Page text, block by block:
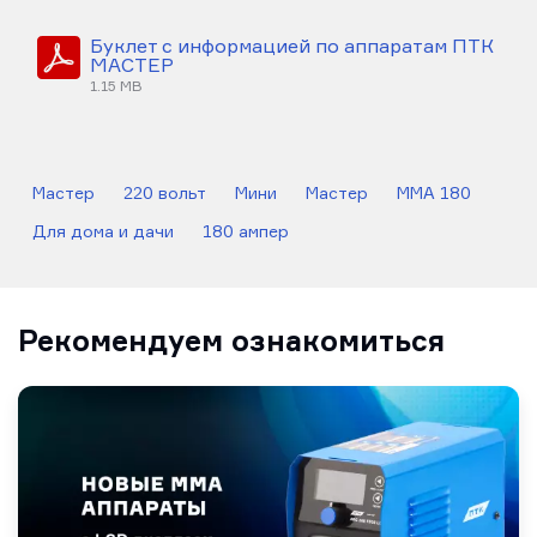
Буклет с информацией по аппаратам ПТК
МАСТЕР
1.15 MB
Мастер 220 вольт Мини Мастер MMA 180
Для дома и дачи 180 ампер
Рекомендуем ознакомиться